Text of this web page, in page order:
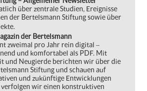
über zentrale Studien, Ereignisse
der Bertelsmann Stiftung sowie über
der Bertelsmann
zweimal pro Jahr rein digital ‒
und komfortabel als PDF. Mit
und Neugierde berichten wir über die
Stiftung und schauen auf
und zukünftige Entwicklungen
wir einen konstruktiven